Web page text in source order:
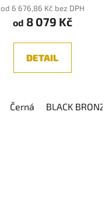
od 6 676,86 Kč bez DPH
od 8 079 Kč
DETAIL
Černá BLACK